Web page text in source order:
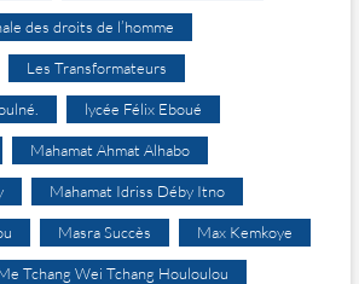
des droits de l’homme
Les Transformateurs
lycée Félix Eboué
Mahamat Ahmat Alhabo
Mahamat Idriss Déby Itno
Masra Succès Max Kemkoye
Tchang Wei Tchang Houloulou